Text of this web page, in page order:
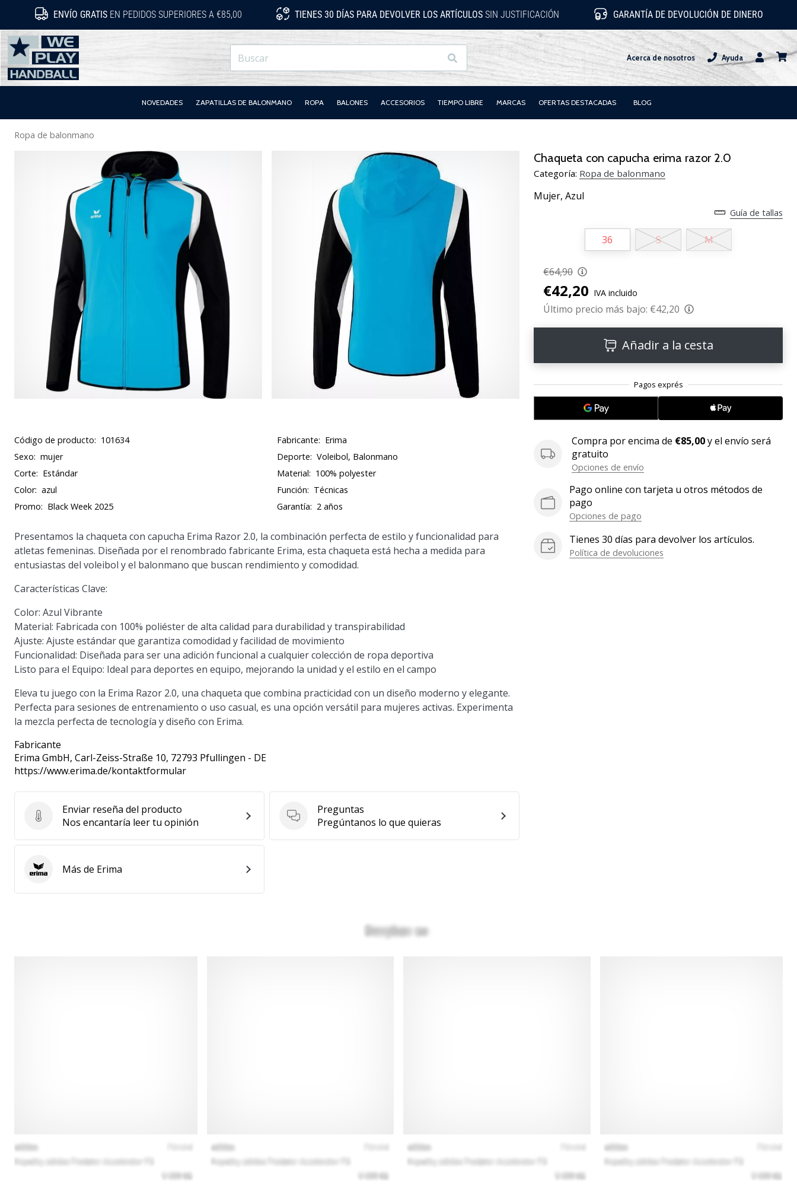
ENVÍO GRATISEN PEDIDOS SUPERIORES A €85,00 TIENES 30 DÍAS PARA DEVOLVER LOS ARTÍCULOS SIN JUSTIFICACIÓN GARANTÍA DE DEVOLUCIÓN DE DINERO
WePlayHandball.es
Buscar Acerca de nosotros
Ayuda
Usuario
NOVEDADES ZAPATILLAS DE BALONMANO ROPA BALONES ACCESORIOS TIEMPO LIBRE MARCAS OFERTAS DESTACADAS BLOG
Ropa de balonmano
Chaqueta con capucha erima razor 2.0
Categoría: Ropa de balonmano
Mujer, Azul
Guía de tallas
36 S M
€64,90
€42,20 IVA incluido
Último precio más bajo: €42,20
Añadir a la cesta
Compra por encima de €85,00y el envío será
gratuito
Opciones de envío
Pago online con tarjeta u otros métodos de
pago
Opciones de pago
Tienes 30 días para devolver los artículos.
Política de devoluciones
Código de producto: 101634 Fabricante: Erima
Sexo: mujer Deporte: Voleibol, Balonmano
Corte: Estándar Material: 100% polyester
Color: azul Función: Técnicas
Promo: Black Week 2025 Garantía: 2 años
Presentamos la chaqueta con capucha Erima Razor 2.0, la combinación perfecta de estilo y funcionalidad para
atletas femeninas. Diseñada por el renombrado fabricante Erima, esta chaqueta está hecha a medida para
entusiastas del voleibol y el balonmano que buscan rendimiento y comodidad.
Características Clave:
Color: Azul Vibrante
Material: Fabricada con 100% poliéster de alta calidad para durabilidad y transpirabilidad
Ajuste: Ajuste estándar que garantiza comodidad y facilidad de movimiento
Funcionalidad: Diseñada para ser una adición funcional a cualquier colección de ropa deportiva
Listo para el Equipo: Ideal para deportes en equipo, mejorando la unidad y el estilo en el campo
Eleva tu juego con la Erima Razor 2.0, una chaqueta que combina practicidad con un diseño moderno y elegante.
Perfecta para sesiones de entrenamiento o uso casual, es una opción versátil para mujeres activas. Experimenta
la mezcla perfecta de tecnología y diseño con Erima.
Fabricante
Erima GmbH, Carl-Zeiss-Straße 10, 72793 Pfullingen - DE
https://www.erima.de/kontaktformular
Enviar reseña del producto
Enviar reseña del producto
Nos encantaría leer tu opinión
Preguntas
Preguntas
Pregúntanos lo que quieras
ErimaMás de Erima